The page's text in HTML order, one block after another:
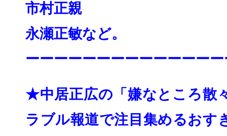
市村正親
永瀬正敏など。
ーーーーーーーーーーーーー
★中居正広の「嫌なところ散
ラブル報道で注目集めるおす